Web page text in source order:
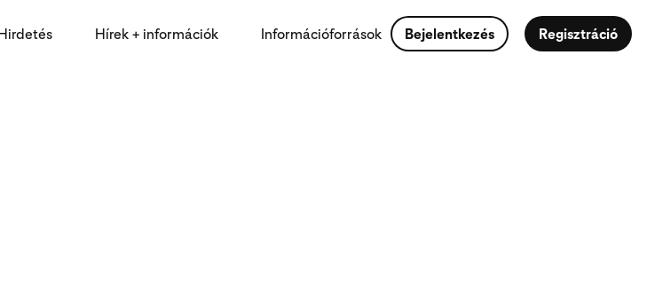
Hírek + információk Információforrások Bejelentkezés Regisztráció